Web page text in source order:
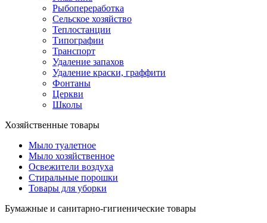
Рыбопереработка
Сельское хозяйство
Теплостанции
Типографии
Транспорт
Удаление запахов
Удаление краски, граффити
Фонтаны
Церкви
Школы
Хозяйственные товары
Мыло туалетное
Мыло хозяйственное
Освежители воздуха
Стиральные порошки
Товары для уборки
Бумажные и санитарно-гигиенические товары